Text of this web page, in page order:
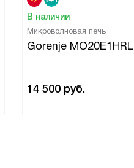
В наличии
Микроволновая печь
Gorenje MO20E1HRL
14 500 руб.